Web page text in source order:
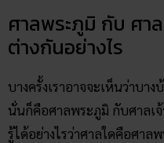
ศาลพระภูมิ กับ ศา
ต่างกันอย่างไร
บางครั้งเราอาจจะเห็นว่าบา
นั่นก็คือศาลพระภูมิ กับศาลเจ้
รู้ได้อย่างไรว่าศาลใดคือศาล